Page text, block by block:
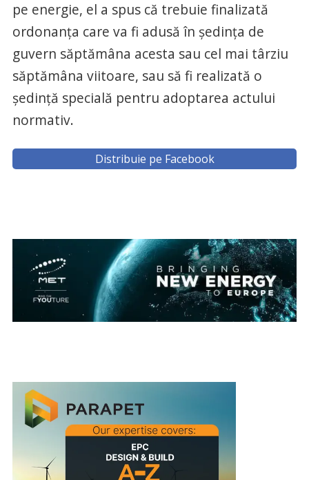
pe energie, el a spus că trebuie finalizată
ordonanţa care va fi adusă în şedinţa de
guvern săptămâna acesta sau cel mai târziu
săptămâna viitoare, sau să fi realizată o
şedinţă specială pentru adoptarea actului
normativ.
Distribuie pe Facebook